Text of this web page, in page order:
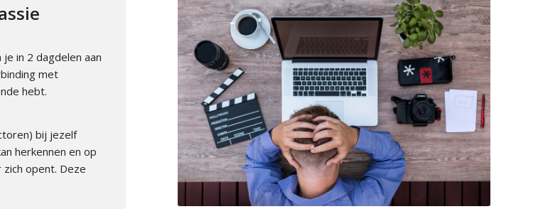
in 2 dagdelen aan
met
hebt.
bij jezelf
herkennen en op
opent. Deze